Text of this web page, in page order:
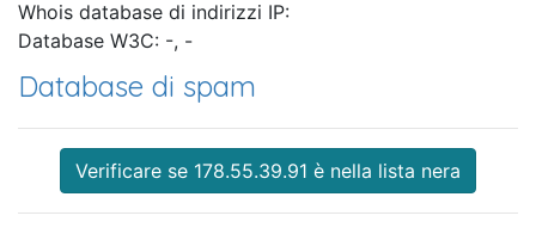
Whois database di indirizzi IP:
Database W3C: -, -
Database di spam
Verificare se 178.55.39.91 è nella lista nera